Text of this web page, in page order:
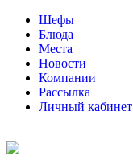
Шефы
Блюда
Места
Новости
Компании
Рассылка
Личный кабинет